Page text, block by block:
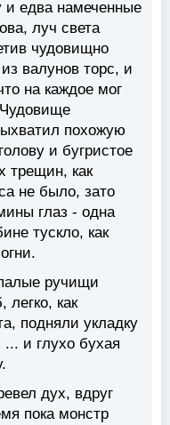
и едва намеченные
луч света
чудовищно
валунов торс, и
на каждое мог
Чудовище
похожую
и бугристое
трещин, как
не было, зато
глаз - одна
тускло, как
ручищи
как
подняли укладку
и глухо бухая
дух, вдруг
пока монстр